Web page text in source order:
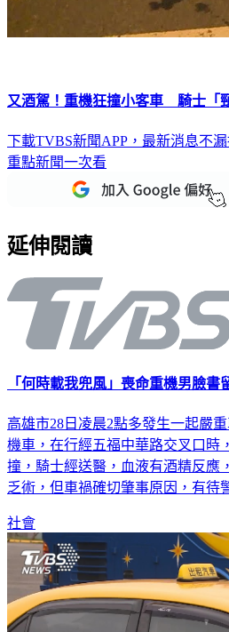
又酒駕！重機狂撞小客車 騎士「
下載TVBS新聞APP，最新消息不
重點新聞一次看
延伸閱讀
「何時載我兜風」喪命重機男臉書
高雄市28日凌晨2點多發生一起嚴
機車，在行經五福中華路交叉口時
撞，騎士經送醫，血液有酒精反應
乏術，但車禍確切肇事原因，有待
社會